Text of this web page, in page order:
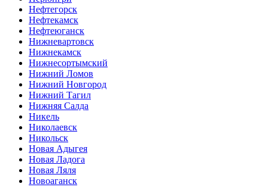
Нефтегорск
Нефтекамск
Нефтеюганск
Нижневартовск
Нижнекамск
Нижнесортымский
Нижний Ломов
Нижний Новгород
Нижний Тагил
Нижняя Салда
Никель
Николаевск
Никольск
Новая Адыгея
Новая Ладога
Новая Ляля
Новоаганск